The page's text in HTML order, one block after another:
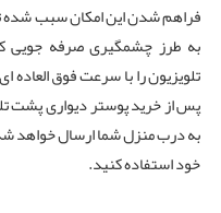
فراهم شدن این امکان سبب شده
به طرز چشمگیری صرفه‌ جویی
تلویزیون را با سرعت فوق
به درب منزل شما ارسال خواهد شد
خود استفاده کنید.